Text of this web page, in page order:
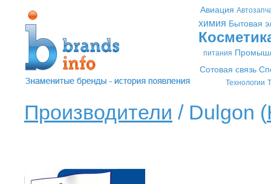
Авиация
химия Бытовая
питания
Сотовая связь
Технологии
Производители / Dulgon (